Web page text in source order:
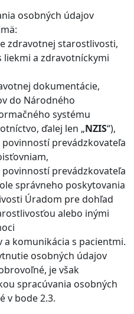
osobných údajov
zdravotnej starostlivosti,
liekmi a zdravotníckymi
dokumentácie,
do Národného
systému
ďalej len „NZIS“),
prevádzkovateľa
prevádzkovateľa
správneho poskytovania
Úradom pre dohľad
alebo inými
a komunikácia s pacientmi.
osobných údajov
je však
spracúvania osobných
v bode 2.3.